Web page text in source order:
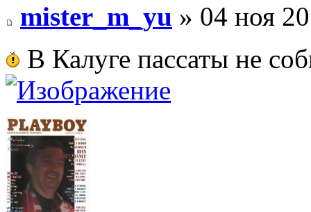
mister_m_yu » 04 ноя
В Калуге пассаты не